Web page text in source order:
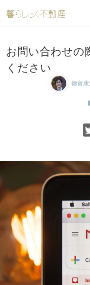
お問い合わせの
ください
徳留康